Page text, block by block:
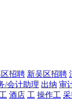
招聘 新吴区招聘
/会计助理 出纳 审
酒店 工 操作工